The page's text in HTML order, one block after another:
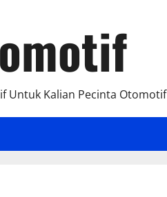
Untuk Kalian Pecinta Otomotif